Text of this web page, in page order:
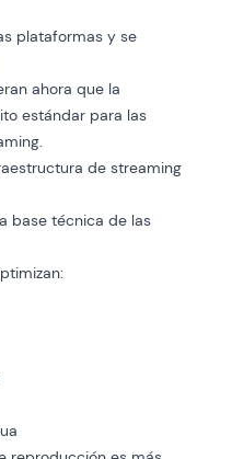
plataformas y se
ahora que la
estándar para las
de streaming
base técnica de las